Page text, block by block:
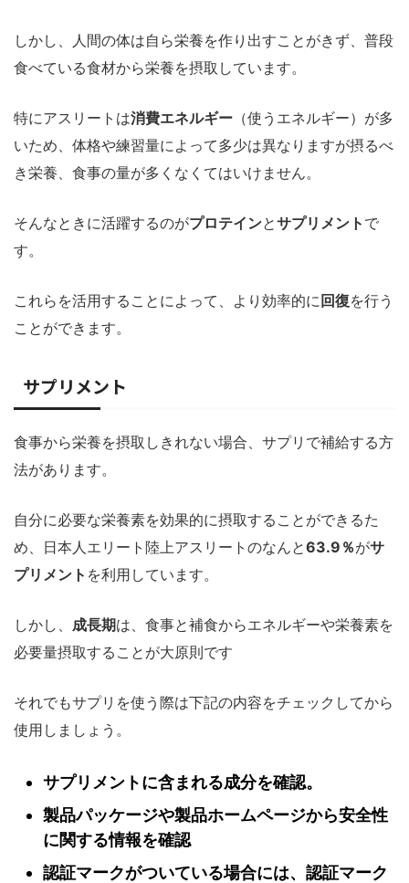
しかし、人間の体は自ら栄養を作り出すことがきず、普段
食べている食材から栄養を摂取しています。
特にアスリートは消費エネルギー （使うエネルギー）が多
いため、体格や練習量によって多少は異なりますが摂るべ
き栄養、食事の量が多くなくてはいけません。
そんなときに活躍するのがプロテインとサプリメント で
す。
これらを活用することによって、より効率的に回復を行う
ことができます。
サプリメント
食事から栄養を摂取しきれない場合、サプリで補給する方
法があります。
自分に必要な栄養素を効果的に摂取することができるた
め、日本人エリート陸上アスリートのなんと63.9％がサ
プリメント を利用しています。
しかし、 成長期は、食事と補食からエネルギーや栄養素を
必要量摂取することが大原則です
それでもサプリを使う際は下記の内容をチェックしてから
使用しましょう。
サプリメントに含まれる成分を確認。
製品パッケージや製品ホームページから安全性
に関する情報を確認
認証マークがついている場合には、認証マーク